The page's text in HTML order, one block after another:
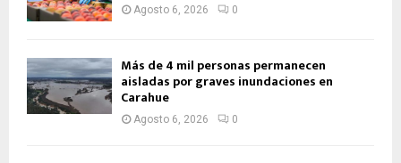
Agosto 6, 2026 0
Más de 4 mil personas permanecen
aisladas por graves inundaciones en
Carahue
Agosto 6, 2026 0